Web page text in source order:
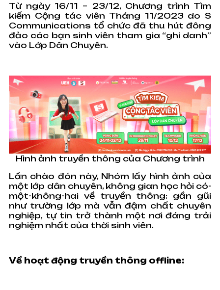
Từ ngày 16/11 – 23/12, Chương trình Tìm
kiếm Cộng tác viên Tháng 11/2023 do S
Communications tổ chức đã thu hút đông
đảo các bạn sinh viên tham gia “ghi danh”
vào Lớp Dân Chuyên.
Hình ảnh truyền thông của Chương trình
Lần chào đón này, Nhóm lấy hình ảnh của
một lớp dân chuyên, không gian học hỏi có-
một-không-hai về truyền thông: gần gũi
như trường lớp mà vẫn đậm chất chuyên
nghiệp, tự tin trở thành một nơi đáng trải
nghiệm nhất của thời sinh viên.
Về hoạt động truyền thông offline: